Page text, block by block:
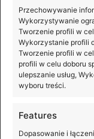
Przechowywanie
Wykorzystywanie
Tworzenie profili w
Wykorzystanie profili
Tworzenie profili w
profili w celu doboru
ulepszanie usług,
wyboru treści.
Features
Dopasowanie i
Premiera